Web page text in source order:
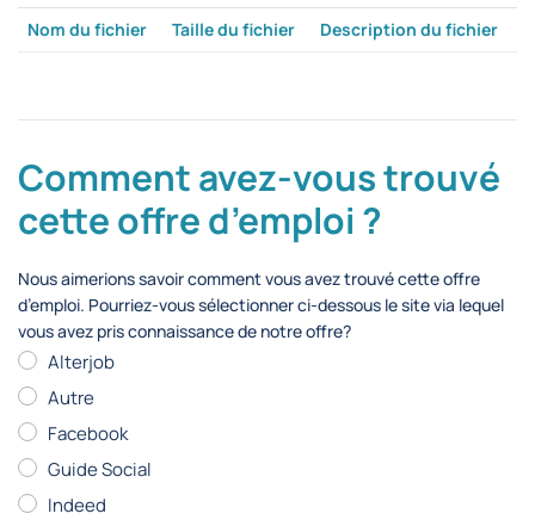
Nom du fichier Taille du fichier Description du fichier
Comment avez-vous trouvé
cette offre d’emploi ?
Nous aimerions savoir comment vous avez trouvé cette offre
d’emploi. Pourriez-vous sélectionner ci-dessous le site via lequel
vous avez pris connaissance de notre offre?
Alterjob
Autre
Facebook
Guide Social
Indeed